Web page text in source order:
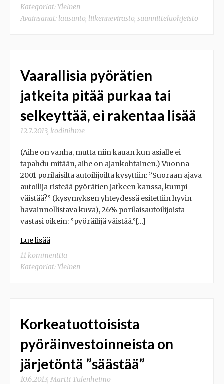
Kategoriat: Yleinen
Avainsanat: lausunto, liikennevirasto, suunnitteluohjeisto
Vaarallisia pyörätien
jatkeita pitää purkaa tai
selkeyttää, ei rakentaa lisää
12.7.2013, kodinihme
(Aihe on vanha, mutta niin kauan kun asialle ei
tapahdu mitään, aihe on ajankohtainen.) Vuonna
2001 porilaisilta autoilijoilta kysyttiin: ”Suoraan ajava
autoilija risteää pyörätien jatkeen kanssa, kumpi
väistää?” (kysymyksen yhteydessä esitettiin hyvin
havainnollistava kuva), 26% porilaisautoilijoista
vastasi oikein: ”pyöräilijä väistää.”[…]
Lue lisää
11 kommenttia
Kategoriat: Yleinen
Korkeatuottoisista
pyöräinvestoinneista on
järjetöntä ”säästää”
10.6.2013, Martti Tulenheimo